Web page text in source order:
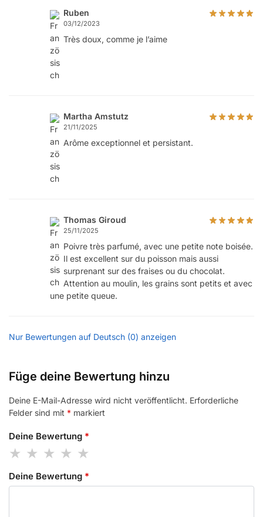
Ruben
03/12/2023
Très doux, comme je l’aime
Martha Amstutz
21/11/2025
Arôme exceptionnel et persistant.
Thomas Giroud
25/11/2025
Poivre très parfumé, avec une petite note boisée.
Il est excellent sur du poisson mais aussi
surprenant sur des fraises ou du chocolat.
Attention au moulin, les grains sont petits et avec
une petite queue.
Nur Bewertungen auf Deutsch (0) anzeigen
Füge deine Bewertung hinzu
Deine E-Mail-Adresse wird nicht veröffentlicht. Erforderliche
Felder sind mit * markiert
Deine Bewertung *
Deine Bewertung *